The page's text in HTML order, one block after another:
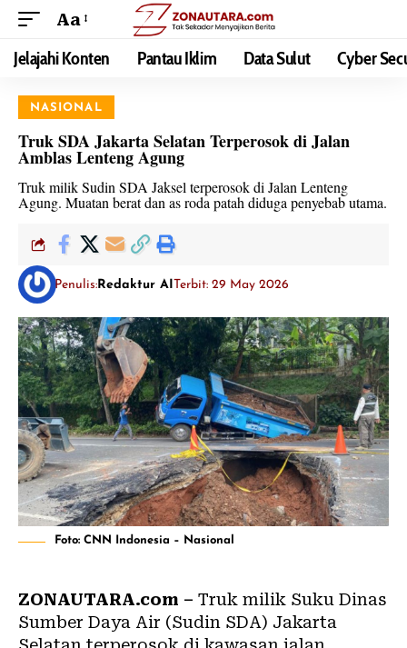
Aa
Jelajahi Konten Pantau Iklim Data Sulut Cyber
NASIONAL
Truk SDA Jakarta Selatan Terperosok di Jalan
Amblas Lenteng Agung
Truk milik Sudin SDA Jaksel terperosok di Jalan Lenteng
Agung. Muatan berat dan as roda patah diduga penyebab utama.
Penulis: Redaktur AITerbit: 29 May 2026
Foto: CNN Indonesia – Nasional
ZONAUTARA.com – Truk milik Suku Dinas
Sumber Daya Air (Sudin SDA) Jakarta